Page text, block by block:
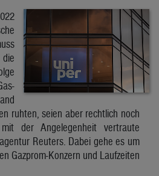
ruhten, seien aber rechtlich noch
der Angelegenheit vertraute
Reuters. Dabei gehe es um
Gazprom-Konzern und Laufzeiten